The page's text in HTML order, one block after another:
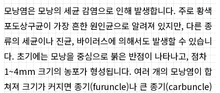
모낭염은 모낭의 세균 감염으로 인해 발생합니다. 주로 황색
포도상구균이 가장 흔한 원인균으로 알려져 있지만, 다른 종
류의 세균이나 진균, 바이러스에 의해서도 발생할 수 있습니
다. 초기에는 모낭을 중심으로 붉은 반점이 나타나고, 점차
1~4mm 크기의 농포가 형성됩니다. 여러 개의 모낭염이 합
쳐져 크기가 커지면 종기(furuncle)나 큰 종기(carbuncle)